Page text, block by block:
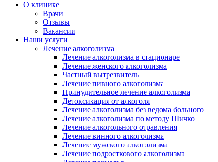
О клинике
Врачи
Отзывы
Вакансии
Наши услуги
Лечение алкоголизма
Лечение алкоголизма в стационаре
Лечение женского алкоголизма
Частный вытрезвитель
Лечение пивного алкоголизма
Принудительное лечение алкоголизма
Детоксикация от алкоголя
Лечение алкоголизма без ведома больного
Лечение алкоголизма по методу Шичко
Лечение алкогольного отравления
Лечение винного алкоголизма
Лечение мужского алкоголизма
Лечение подросткового алкоголизма